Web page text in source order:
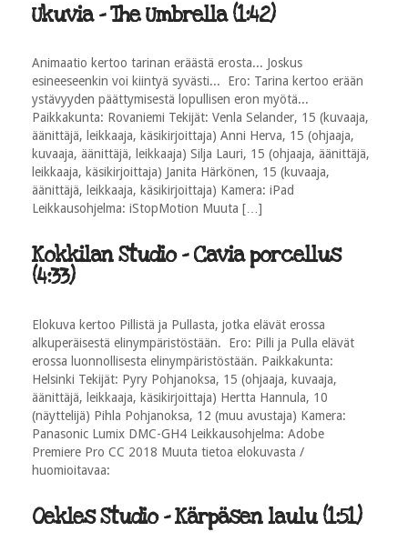
Ukuvia - The Umbrella (1:42)
Animaatio kertoo tarinan eräästä erosta... Joskus
esineeseenkin voi kiintyä syvästi... Ero: Tarina kertoo erään
ystävyyden päättymisestä lopullisen eron myötä...
Paikkakunta: Rovaniemi Tekijät: Venla Selander, 15 (kuvaaja,
äänittäjä, leikkaaja, käsikirjoittaja) Anni Herva, 15 (ohjaaja,
kuvaaja, äänittäjä, leikkaaja) Silja Lauri, 15 (ohjaaja, äänittäjä,
leikkaaja, käsikirjoittaja) Janita Härkönen, 15 (kuvaaja,
äänittäjä, leikkaaja, käsikirjoittaja) Kamera: iPad
Leikkausohjelma: iStopMotion Muuta […]
Kokkilan Studio - Cavia porcellus
(4:33)
Elokuva kertoo Pillistä ja Pullasta, jotka elävät erossa
alkuperäisestä elinympäristöstään. Ero: Pilli ja Pulla elävät
erossa luonnollisesta elinympäristöstään. Paikkakunta:
Helsinki Tekijät: Pyry Pohjanoksa, 15 (ohjaaja, kuvaaja,
äänittäjä, leikkaaja, käsikirjoittaja) Hertta Hannula, 10
(näyttelijä) Pihla Pohjanoksa, 12 (muu avustaja) Kamera:
Panasonic Lumix DMC-GH4 Leikkausohjelma: Adobe
Premiere Pro CC 2018 Muuta tietoa elokuvasta /
huomioitavaa:
Oekles Studio - Kärpäsen laulu (1:51)